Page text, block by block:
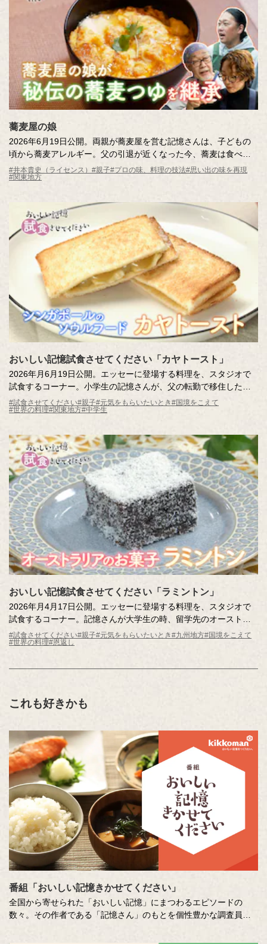
みなさんの日常でも、料理の音に耳を澄ましてみてください。
「がんばれ！」と「がんばる！」の間にいつも、「おいしい記憶
をつくりたい。」のキッコーマンはいます。
蕎麦屋の娘
2026年6月19日公開。両親が蕎麦屋を営む記憶さんは、子どもの
頃から蕎麦アレルギー。父の引退が近くなった今、蕎麦は食べら
れなくても「つゆ」の味を引き継ぎたいという強い思いを持って
います。老舗の蕎麦屋の「つゆ」の秘密を調査しながら、試行錯
#井本貴史（ライセンス） #親子#プロの味、料理の技法#思い出の味を再現
#関東地方
おいしい記憶試食させてください「カヤトースト」
2026年月6月19日公開。エッセーに登場する料理を、スタジオで
試食するコーナー。小学生の記憶さんが、父の転勤で移住したシ
ンガポールで出会った「カヤトースト」。日本に帰国後も、カヤ
トーストのためにシンガポールを再訪するほど心を掴まれまし
す。驚きの食べ方も必見です！
#試食させてください#親子#元気をもらいたいとき#国境をこえて
#世界の料理#関東地方#中学生
おいしい記憶試食させてください「ラミントン」
2026年月4月17日公開。エッセーに登場する料理を、スタジオで
試食するコーナー。記憶さんが大学生の時、留学先のオーストラ
リアで出会った「ラミントン」。ココナッツがまぶされた、どっ
しりと甘いチョコレートケーキは、不安をぬぐってくれた大切な
スタジオにお届けします。
#試食させてください#親子#元気をもらいたいとき#九州地方#国境をこえて
#世界の料理#恩返し
これも好きかも
番組「おいしい記憶きかせてください」
全国から寄せられた「おいしい記憶」にまつわるエピソードの
数々。その作者である「記憶さん」のもとを個性豊かな調査員が